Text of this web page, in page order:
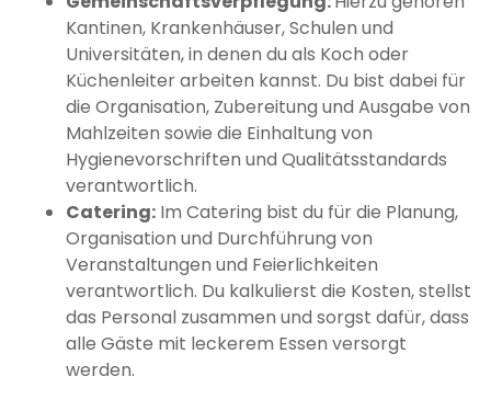
Kantinen, Krankenhäuser, Schulen und
Universitäten, in denen du als Koch oder
Küchenleiter arbeiten kannst. Du bist dabei für
die Organisation, Zubereitung und Ausgabe von
Mahlzeiten sowie die Einhaltung von
Hygienevorschriften und Qualitätsstandards
verantwortlich.
Catering: Im Catering bist du für die Planung,
Organisation und Durchführung von
Veranstaltungen und Feierlichkeiten
verantwortlich. Du kalkulierst die Kosten, stellst
das Personal zusammen und sorgst dafür, dass
alle Gäste mit leckerem Essen versorgt
werden.